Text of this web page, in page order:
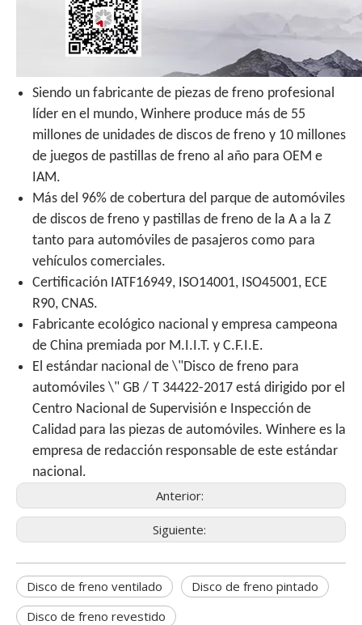
Siendo un fabricante de piezas de freno profesional
líder en el mundo, Winhere produce más de 55
millones de unidades de discos de freno y 10 millones
de juegos de pastillas de freno al año para OEM e
IAM.
Más del 96% de cobertura del parque de automóviles
de discos de freno y pastillas de freno de la A a la Z
tanto para automóviles de pasajeros como para
vehículos comerciales.
Certificación IATF16949, ISO14001, ISO45001, ECE
R90, CNAS.
Fabricante ecológico nacional y empresa campeona
de China premiada por M.I.I.T. y C.F.I.E.
El estándar nacional de \"Disco de freno para
automóviles \" GB / T 34422-2017 está dirigido por el
Centro Nacional de Supervisión e Inspección de
Calidad para las piezas de automóviles. Winhere es la
empresa de redacción responsable de este estándar
nacional.
Anterior:
Siguiente:
Disco de freno ventilado
Disco de freno pintado
Disco de freno revestido